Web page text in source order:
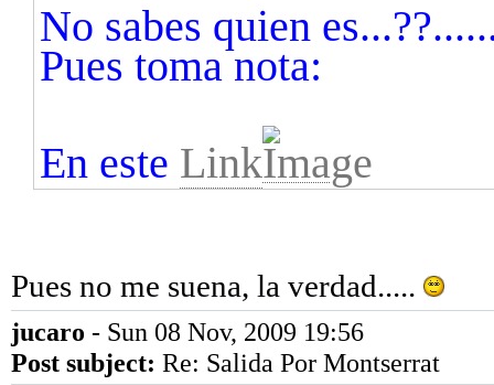
No sabes quien
Pues toma nota:
En este Link
Pues no me suena, la verdad.....
jucaro - Sun 08 Nov, 2009 19:56
Post subject: Re: Salida Por Montserrat